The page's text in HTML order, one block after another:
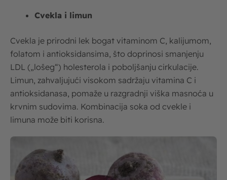
Cvekla i limun
Cvekla je prirodni lek bogat vitaminom C, kalijumom,
folatom i antioksidansima, što doprinosi smanjenju
LDL („lošeg“) holesterola i poboljšanju cirkulacije.
Limun, zahvaljujući visokom sadržaju vitamina C i
antioksidanasa, pomaže u razgradnji viška masnoća u
krvnim sudovima. Kombinacija soka od cvekle i
limuna može biti korisna.